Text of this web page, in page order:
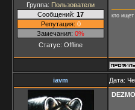
Группа: Пользователи
Сообщений: 17
Репутация: 0
Замечания: 0%
Статус: Offline
кто ищет
iavm Дата: